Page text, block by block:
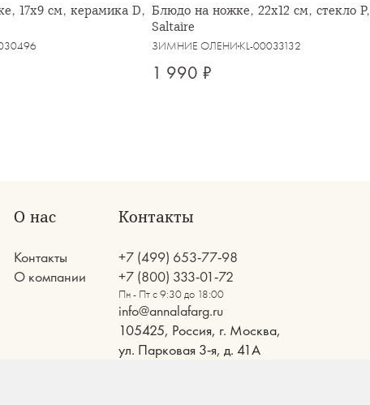
17х9 см, керамика D, Блюдо на ножке, 22х12 см, стекло Р,
Saltaire
ЗИМНИЕ ОЛЕНИ KL-00033132
1 990 ₽
О нас
Контакты
О компании
Контакты
+7 (499) 653-77-98
+7 (800) 333-01-72
Пн - Пт с 9:30 до 18:00
info@annalafarg.ru
105425, Россия, г. Москва,
ул. Парковая 3-я, д. 41А